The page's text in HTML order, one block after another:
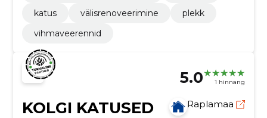
katus
välisrenoveerimine
plekk
vihmaveerennid
5.0 1 hinnang
KOLGI KATUSED
Raplamaa